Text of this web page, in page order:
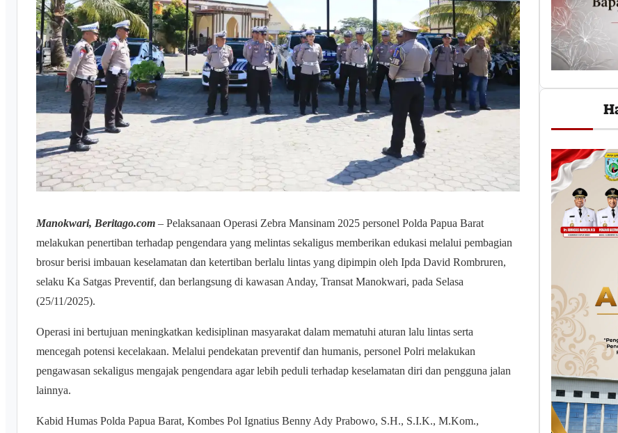
Manokwari, Beritago.com – Pelaksanaan Operasi Zebra Mansinam 2025 personel Polda Papua Barat
melakukan penertiban terhadap pengendara yang melintas sekaligus memberikan edukasi melalui pembagian
brosur berisi imbauan keselamatan dan ketertiban berlalu lintas yang dipimpin oleh Ipda David Rombruren,
selaku Ka Satgas Preventif, dan berlangsung di kawasan Anday, Transat Manokwari, pada Selasa
(25/11/2025).
Operasi ini bertujuan meningkatkan kedisiplinan masyarakat dalam mematuhi aturan lalu lintas serta
mencegah potensi kecelakaan. Melalui pendekatan preventif dan humanis, personel Polri melakukan
pengawasan sekaligus mengajak pengendara agar lebih peduli terhadap keselamatan diri dan pengguna jalan
lainnya.
Kabid Humas Polda Papua Barat, Kombes Pol Ignatius Benny Ady Prabowo, S.H., S.I.K., M.Kom.,